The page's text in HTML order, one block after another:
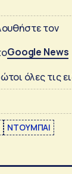
τον
Google News
όλες τις
ΝΤΟΥΜΠΑΙ